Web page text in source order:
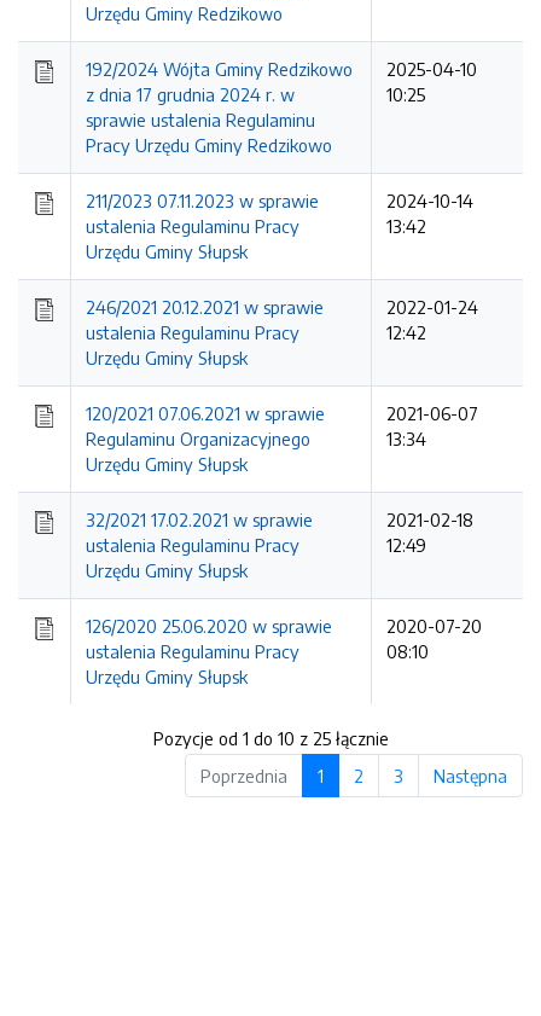
Urzędu Gminy Redzikowo
192/2024 Wójta Gminy Redzikowo
z dnia 17 grudnia 2024 r. w
sprawie ustalenia Regulaminu
Pracy Urzędu Gminy Redzikowo
2025-04-10
10:25
211/2023 07.11.2023 w sprawie
ustalenia Regulaminu Pracy
Urzędu Gminy Słupsk
2024-10-14
13:42
246/2021 20.12.2021 w sprawie
ustalenia Regulaminu Pracy
Urzędu Gminy Słupsk
2022-01-24
12:42
120/2021 07.06.2021 w sprawie
Regulaminu Organizacyjnego
Urzędu Gminy Słupsk
2021-06-07
13:34
32/2021 17.02.2021 w sprawie
ustalenia Regulaminu Pracy
Urzędu Gminy Słupsk
2021-02-18
12:49
126/2020 25.06.2020 w sprawie
ustalenia Regulaminu Pracy
Urzędu Gminy Słupsk
2020-07-20
08:10
Pozycje od 1 do 10 z 25 łącznie
Poprzednia
1 2 3 Następna